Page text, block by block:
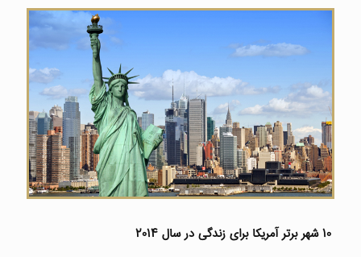
۱۰ شهر برتر آمریکا برای زندگی در سال ۲۰۱۴